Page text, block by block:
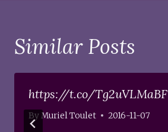
Similar Posts
https://t.co/Tg2uVLMaBF
ByMuriel Toulet 2016-11-07